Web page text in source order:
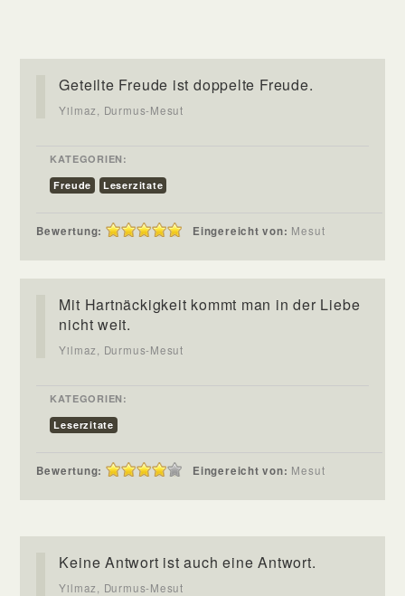
Geteilte Freude ist doppelte Freude.
Yilmaz, Durmus-Mesut
KATEGORIEN:
Freude
Leserzitate
Bewertung: Eingereicht von: Mesut
Mit Hartnäckigkeit kommt man in der Liebe
nicht weit.
Yilmaz, Durmus-Mesut
KATEGORIEN:
Leserzitate
Bewertung: Eingereicht von: Mesut
Keine Antwort ist auch eine Antwort.
Yilmaz, Durmus-Mesut